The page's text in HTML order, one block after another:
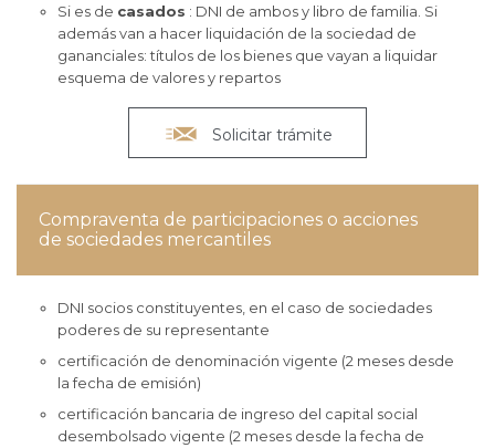
Si es de casados : DNI de ambos y libro de familia. Si
además van a hacer liquidación de la sociedad de
gananciales: títulos de los bienes que vayan a liquidar
esquema de valores y repartos
 Solicitar trámite
Compraventa de participaciones o acciones
de sociedades mercantiles
DNI socios constituyentes, en el caso de sociedades
poderes de su representante
certificación de denominación vigente (2 meses desde
la fecha de emisión)
certificación bancaria de ingreso del capital social
desembolsado vigente (2 meses desde la fecha de